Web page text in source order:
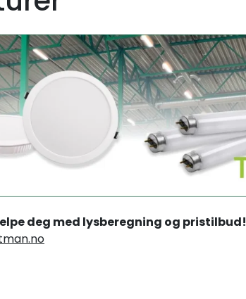
deg med lysberegning og pristilbud!